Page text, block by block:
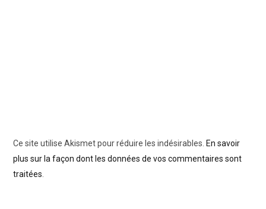
Ce site utilise Akismet pour réduire les indésirables. En savoir
plus sur la façon dont les données de vos commentaires sont
traitées